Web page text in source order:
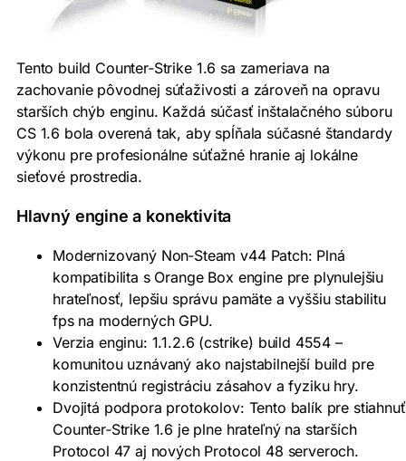
Tento build Counter‑Strike 1.6 sa zameriava na
zachovanie pôvodnej súťaživosti a zároveň na opravu
starších chýb enginu. Každá súčasť inštalačného súboru
CS 1.6 bola overená tak, aby spĺňala súčasné štandardy
výkonu pre profesionálne súťažné hranie aj lokálne
sieťové prostredia.
Hlavný engine a konektivita
Modernizovaný Non‑Steam v44 Patch: Plná
kompatibilita s Orange Box engine pre plynulejšiu
hrateľnosť, lepšiu správu pamäte a vyššiu stabilitu
fps na moderných GPU.
Verzia enginu: 1.1.2.6 (cstrike) build 4554 –
komunitou uznávaný ako najstabilnejší build pre
konzistentnú registráciu zásahov a fyziku hry.
Dvojitá podpora protokolov: Tento balík pre stiahnuť
Counter‑Strike 1.6 je plne hrateľný na starších
Protocol 47 aj nových Protocol 48 serveroch.